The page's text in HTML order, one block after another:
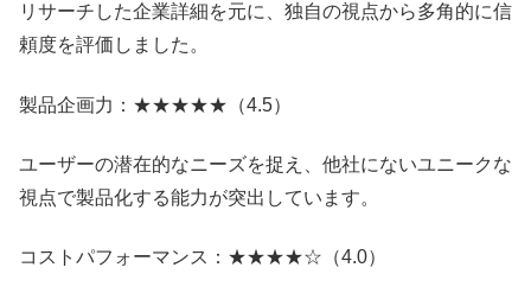
リサーチした企業詳細を元に、独自の視点から多角的に信
頼度を評価しました。
製品企画力：★★★★★（4.5）
ユーザーの潜在的なニーズを捉え、他社にないユニークな
視点で製品化する能力が突出しています。
コストパフォーマンス：★★★★☆（4.0）